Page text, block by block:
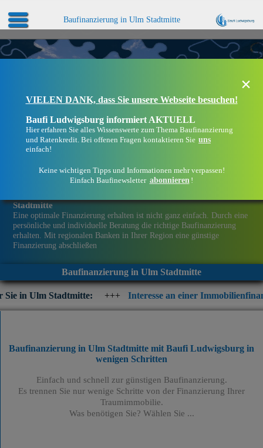
Baufinanzierung in Ulm Stadtmitte
Stadtmitte
Eine optimale Finanzierung erhalten ist nicht ganz einfach. Durch eine
persönliche und individuelle Beratung die richtige Baufinanzierung
erhalten. Mit regionalen Banken in Ihrer Region eine günstige
Finanzierung abschließen
Baufinanzierung in Ulm Stadtmitte
+++ Interesse an einer Immobilienfinanzierung?
×
VIELEN DANK, dass Sie unsere Webseite besuchen!
Baufi Ludwigsburg informiert AKTUELL
Hier erfahren Sie alles Wissenswerte zum Thema Baufinanzierung
und Ratenkredit. Bei offenen Fragen kontaktieren Sie uns
einfach!
Keine wichtigen Tipps und Informationen mehr verpassen!
Einfach Baufinewsletter abonnieren !
Baufinanzierung in Ulm Stadtmitte mit Baufi Ludwigsburg in
wenigen Schritten
Einfach und schnell zur günstigen Baufinanzierung.
Es trennen Sie nur wenige Schritte von der Finanzierung Ihrer
Traumimmobilie.
Was benötigen Sie? Wählen Sie ...